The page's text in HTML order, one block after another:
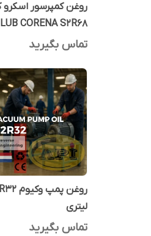
LUB CORENA S2R68 بیست لیتری
تماس بگیرید
لیتری
تماس بگیرید